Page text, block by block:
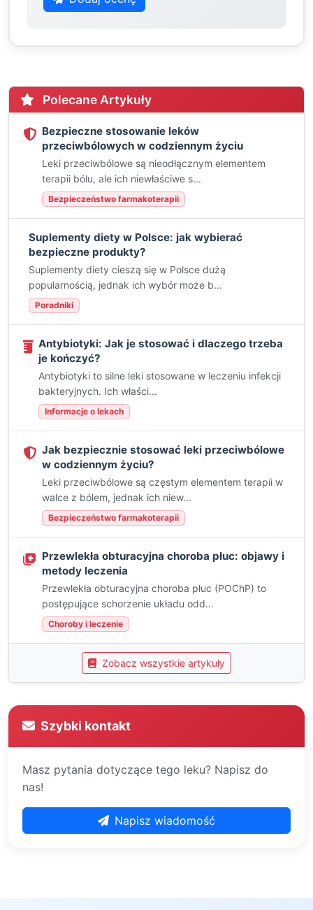
Polecane Artykuły
Bezpieczne stosowanie leków
przeciwbólowych w codziennym życiu
Leki przeciwbólowe są nieodłącznym elementem
terapii bólu, ale ich niewłaściwe s...
Bezpieczeństwo farmakoterapii
Suplementy diety w Polsce: jak wybierać
bezpieczne produkty?
Suplementy diety cieszą się w Polsce dużą
popularnością, jednak ich wybór może b...
Poradniki
Antybiotyki: Jak je stosować i dlaczego trzeba
je kończyć?
Antybiotyki to silne leki stosowane w leczeniu infekcji
bakteryjnych. Ich właści...
Informacje o lekach
Jak bezpiecznie stosować leki przeciwbólowe
w codziennym życiu?
Leki przeciwbólowe są częstym elementem terapii w
walce z bólem, jednak ich niew...
Bezpieczeństwo farmakoterapii
Przewlekła obturacyjna choroba płuc: objawy i
metody leczenia
Przewlekła obturacyjna choroba płuc (POChP) to
postępujące schorzenie układu odd...
Choroby i leczenie
Zobacz wszystkie artykuły
Szybki kontakt
Masz pytania dotyczące tego leku? Napisz do
nas!
Napisz wiadomość